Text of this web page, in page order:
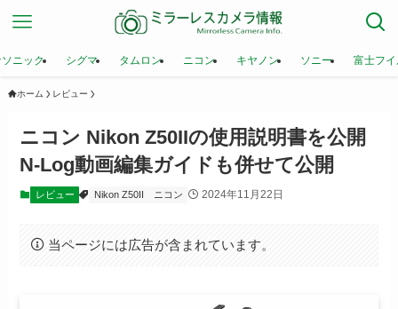
ニック シグマ タムロン ニコン キヤノン ソニー 富士フ
ホーム レビュー
ニコン Nikon Z50IIの使用説明書を公開
N-Log動画編集ガイドも併せて公開
レビュー Nikon Z50II ニコン 2024年11月22日
当ページには広告が含まれています。